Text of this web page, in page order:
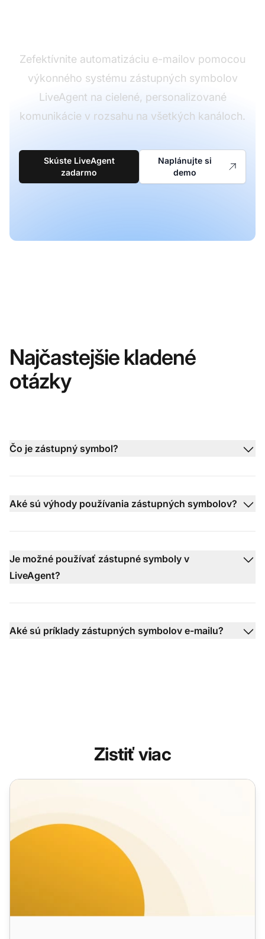
Zefektívnite automatizáciu e-mailov pomocou
výkonného systému zástupných symbolov
LiveAgent na cielené, personalizované
komunikácie v rozsahu na všetkých kanáloch.
Skúste LiveAgent
zadarmo
Naplánujte si
demo
Najčastejšie kladené
otázky
Čo je zástupný symbol?
Aké sú výhody používania zástupných symbolov?
Je možné používať zástupné symboly v
LiveAgent?
Aké sú príklady zástupných symbolov e-mailu?
Zistiť viac
Šablóny e-mailových zhrnutí